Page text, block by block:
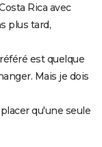
Rica avec
plus tard,
est quelque
Mais je dois
qu'une seule